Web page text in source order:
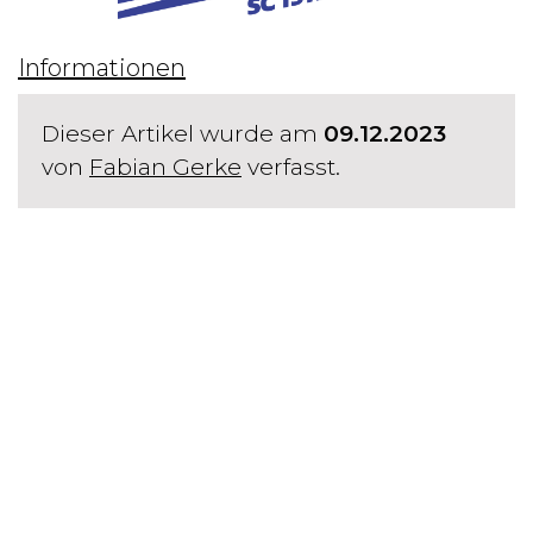
Informationen
Dieser Artikel wurde am 09.12.2023
von Fabian Gerke verfasst.